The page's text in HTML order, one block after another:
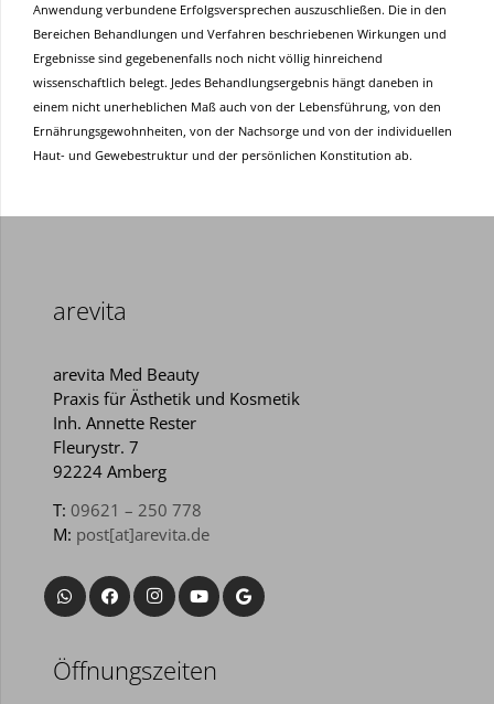
Anwendung verbundene Erfolgsversprechen auszuschließen. Die in den
Bereichen Behandlungen und Verfahren beschriebenen Wirkungen und
Ergebnisse sind gegebenenfalls noch nicht völlig hinreichend
wissenschaftlich belegt. Jedes Behandlungsergebnis hängt daneben in
einem nicht unerheblichen Maß auch von der Lebensführung, von den
Ernährungsgewohnheiten, von der Nachsorge und von der individuellen
Haut- und Gewebestruktur und der persönlichen Konstitution ab.
arevita
arevita Med Beauty
Praxis für Ästhetik und Kosmetik
Inh. Annette Rester
Fleurystr. 7
92224 Amberg
T: 09621 – 250 778
M: post[at]arevita.de
Öffnungszeiten